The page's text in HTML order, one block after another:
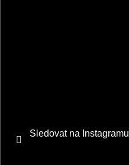
Sledovat na Instagramu